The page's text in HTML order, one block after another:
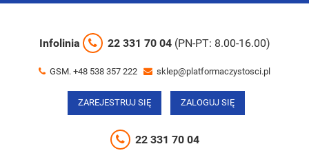
Infolinia 22 331 70 04 (PN-PT: 8.00-16.00)
GSM. +48 538 357 222 sklep@platformaczystosci.pl
ZAREJESTRUJ SIĘ ZALOGUJ SIĘ
22 331 70 04